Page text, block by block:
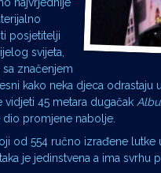
posjetitelji
svijeta,
značenjem
kako neka djeca
45 metara dugačak
promjene nabolje.
od 554 ručno izrađene
je jedinstvena a ima